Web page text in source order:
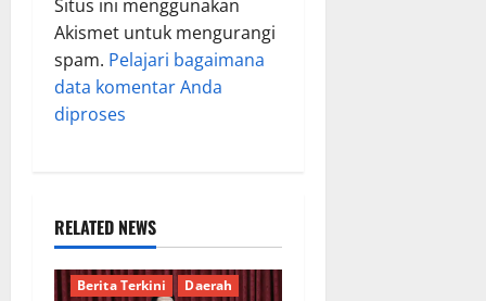
Situs ini menggunakan
Akismet untuk mengurangi
spam. Pelajari bagaimana
data komentar Anda
diproses
RELATED NEWS
Berita Terkini
Daerah